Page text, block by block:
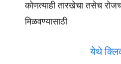
कोणत्याही तारखेचा तसेच
मिळवण्यासाठी
येथे